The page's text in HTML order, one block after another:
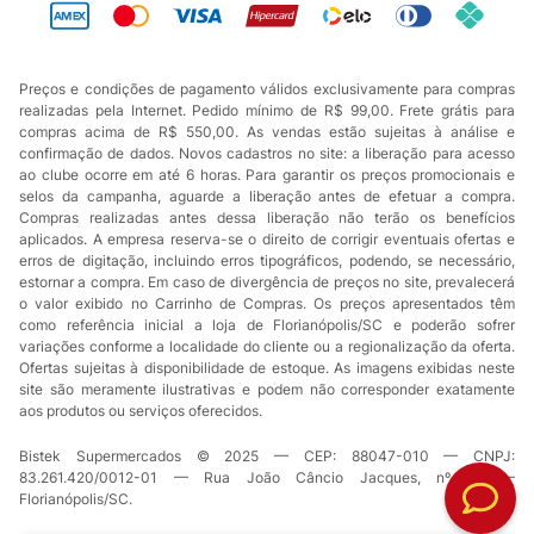
Preços e condições de pagamento válidos exclusivamente para compras
realizadas pela Internet. Pedido mínimo de R$ 99,00. Frete grátis para
compras acima de R$ 550,00. As vendas estão sujeitas à análise e
confirmação de dados. Novos cadastros no site: a liberação para acesso
ao clube ocorre em até 6 horas. Para garantir os preços promocionais e
selos da campanha, aguarde a liberação antes de efetuar a compra.
Compras realizadas antes dessa liberação não terão os benefícios
aplicados. A empresa reserva-se o direito de corrigir eventuais ofertas e
erros de digitação, incluindo erros tipográficos, podendo, se necessário,
estornar a compra. Em caso de divergência de preços no site, prevalecerá
o valor exibido no Carrinho de Compras. Os preços apresentados têm
como referência inicial a loja de Florianópolis/SC e poderão sofrer
variações conforme a localidade do cliente ou a regionalização da oferta.
Ofertas sujeitas à disponibilidade de estoque. As imagens exibidas neste
site são meramente ilustrativas e podem não corresponder exatamente
aos produtos ou serviços oferecidos.
Bistek Supermercados © 2025 — CEP: 88047-010 — CNPJ:
83.261.420/0012-01 — Rua João Câncio Jacques, nº 49 —
Florianópolis/SC.